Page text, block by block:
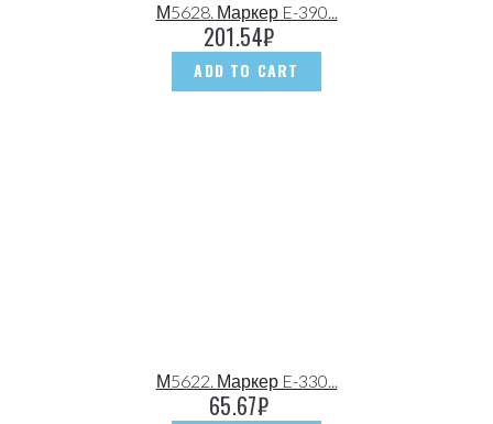
М5628. Маркер E-390...
201.54₽
ADD TO CART
М5622. Маркер E-330...
65.67₽